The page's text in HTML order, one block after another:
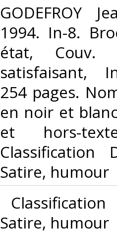
‎GODEFROY
1994. In-8.
état, Couv.
satisfaisant,
254 pages.
en noir et
et hors-
Classification
Satire, humour‎
Satire, humour‎